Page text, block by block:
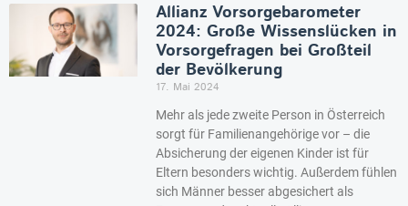
Allianz Vorsorgebarometer
2024: Große Wissenslücken in
Vorsorgefragen bei Großteil
der Bevölkerung
17. Mai 2024
Mehr als jede zweite Person in Österreich
sorgt für Familienangehörige vor – die
Absicherung der eigenen Kinder ist für
Eltern besonders wichtig. Außerdem fühlen
sich Männer besser abgesichert als